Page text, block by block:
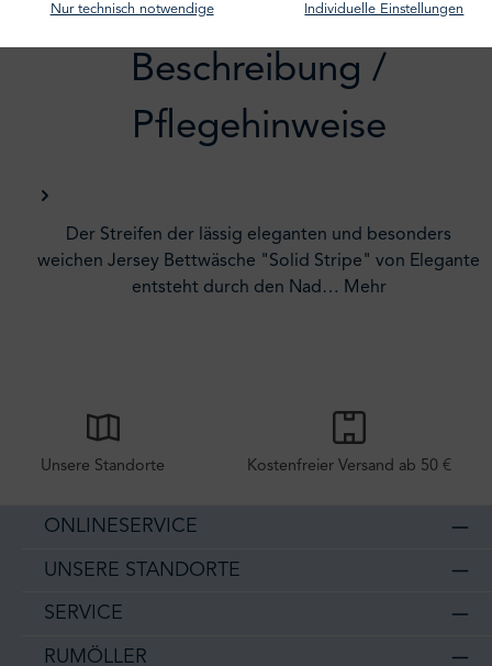
Beschreibung /
Pflegehinweise
Der Streifen der lässig eleganten und besonders
weichen Jersey Bettwäsche "Solid Stripe" von Elegante
entsteht durch den Nad… Mehr
Unsere Standorte Kostenfreier Versand ab 50 €
ONLINESERVICE
UNSERE STANDORTE
SERVICE
RUMÖLLER
Nur technisch notwendige Individuelle Einstellungen